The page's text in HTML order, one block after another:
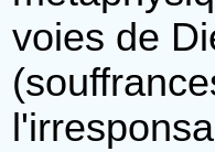
voies de